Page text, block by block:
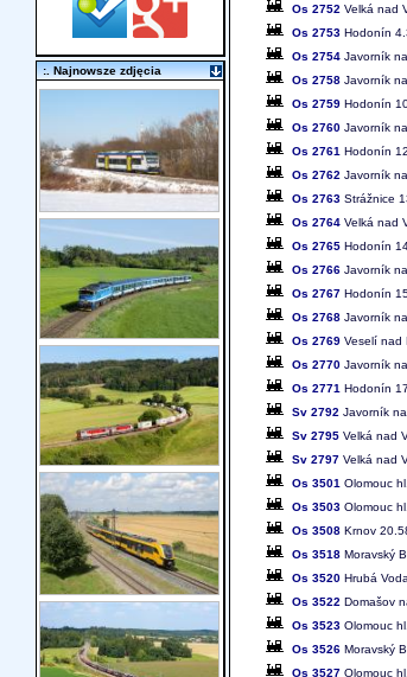
Os 2752 Velká nad
Os 2753 Hodonín
Os 2754 Javorník
Os 2758 Javorník
Os 2759 Hodonín
Os 2760 Javorník
Os 2761 Hodonín
Os 2762 Javorník
Os 2763 Strážnice
Os 2764 Velká nad
Os 2765 Hodonín
Os 2766 Javorník
Os 2767 Hodonín
Os 2768 Javorník
Os 2769 Veselí nad
Os 2770 Javorník
Os 2771 Hodonín
Sv 2792 Javorník
Sv 2795 Velká nad
Sv 2797 Velká nad
Os 3501 Olomouc
Os 3503 Olomouc
Os 3508 Krnov
Os 3518 Moravský
Os 3520 Hrubá
Os 3522 Domašov
Os 3523 Olomouc
Os 3526 Moravský
Os 3527 Olomouc
:. Najnowsze zdjęcia